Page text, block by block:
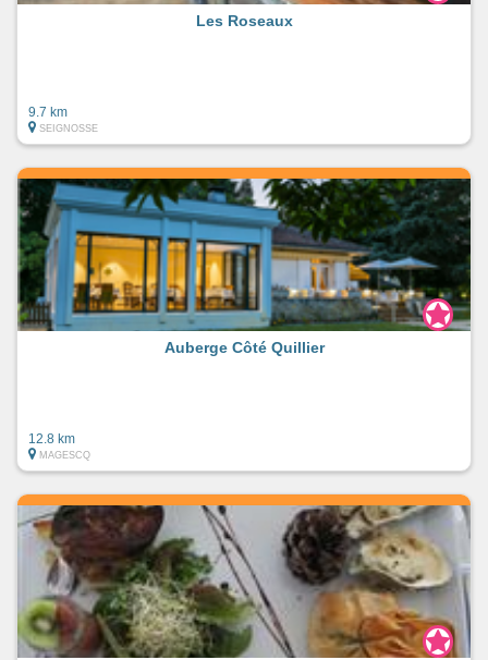
Les Roseaux
9.7 km
SEIGNOSSE
Auberge Côté Quillier
12.8 km
MAGESCQ